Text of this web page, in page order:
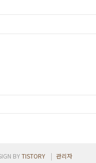
BYTISTORY 관리자